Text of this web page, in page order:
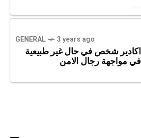
GENERAL 3 years ago
اكادير شخص في حال غير طبيعية
في مواجهة رجال الامن